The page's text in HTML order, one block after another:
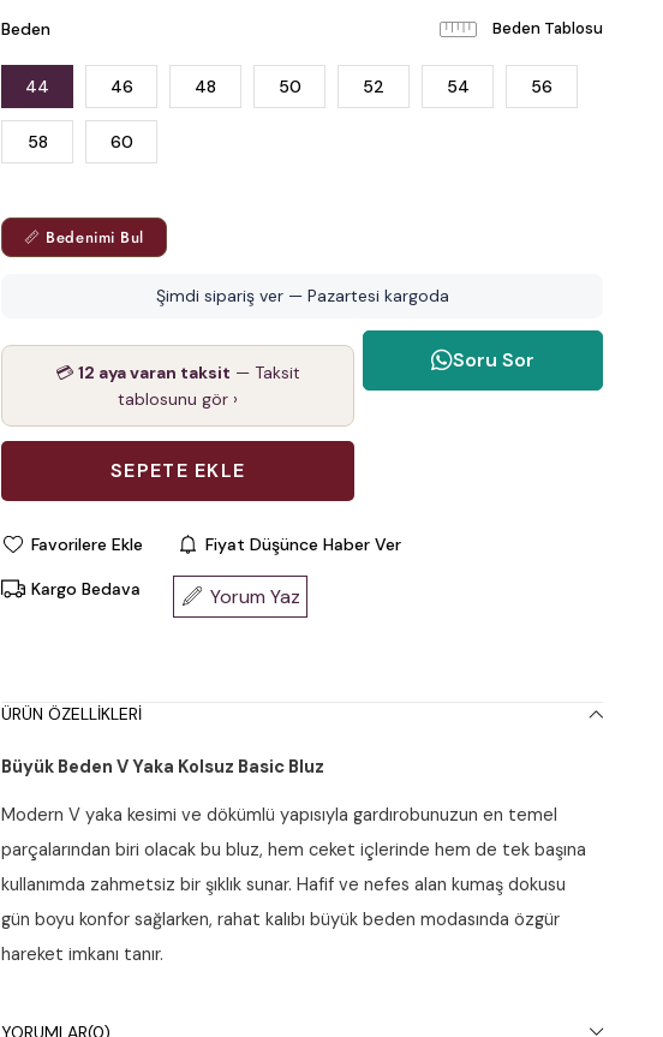
Beden Beden Tablosu
44 46 48 50 52 54 56
58 60
📏 Bedenimi Bul
Şimdi sipariş ver — Pazartesi kargoda
💳12 aya varan taksit — Taksit
tablosunu gör ›
Soru Sor
Favorilere Ekle Fiyat Düşünce Haber Ver
Kargo Bedava Yorum Yaz
ÜRÜN ÖZELLIKLERI
Büyük Beden V Yaka Kolsuz Basic Bluz
Modern V yaka kesimi ve dökümlü yapısıyla gardırobunuzun en temel
parçalarından biri olacak bu bluz, hem ceket içlerinde hem de tek başına
kullanımda zahmetsiz bir şıklık sunar. Hafif ve nefes alan kumaş dokusu
gün boyu konfor sağlarken, rahat kalıbı büyük beden modasında özgür
hareket imkanı tanır.
YORUMLAR(0)